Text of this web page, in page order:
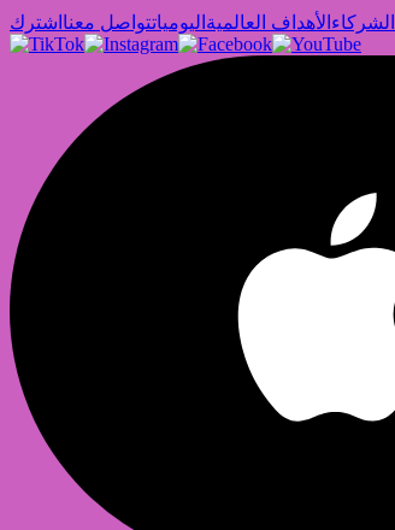
الشركاء الأهداف العالمية اليومياتتواصل معنا اشترك